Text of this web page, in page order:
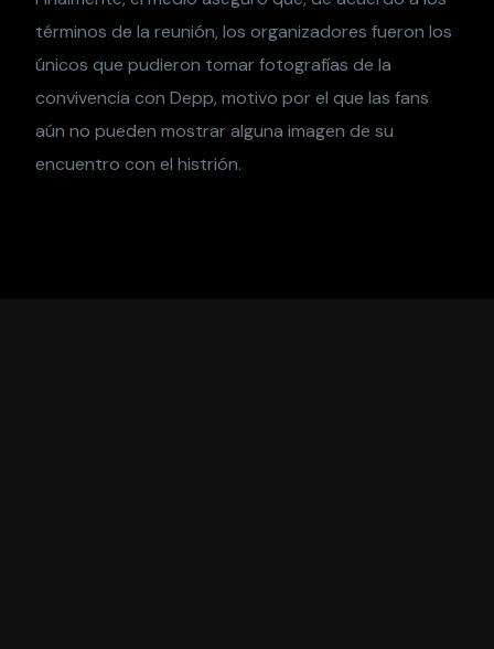
términos de la reunión, los organizadores fueron los
únicos que pudieron tomar fotografías de la
convivencia con Depp, motivo por el que las fans
aún no pueden mostrar alguna imagen de su
encuentro con el histrión.